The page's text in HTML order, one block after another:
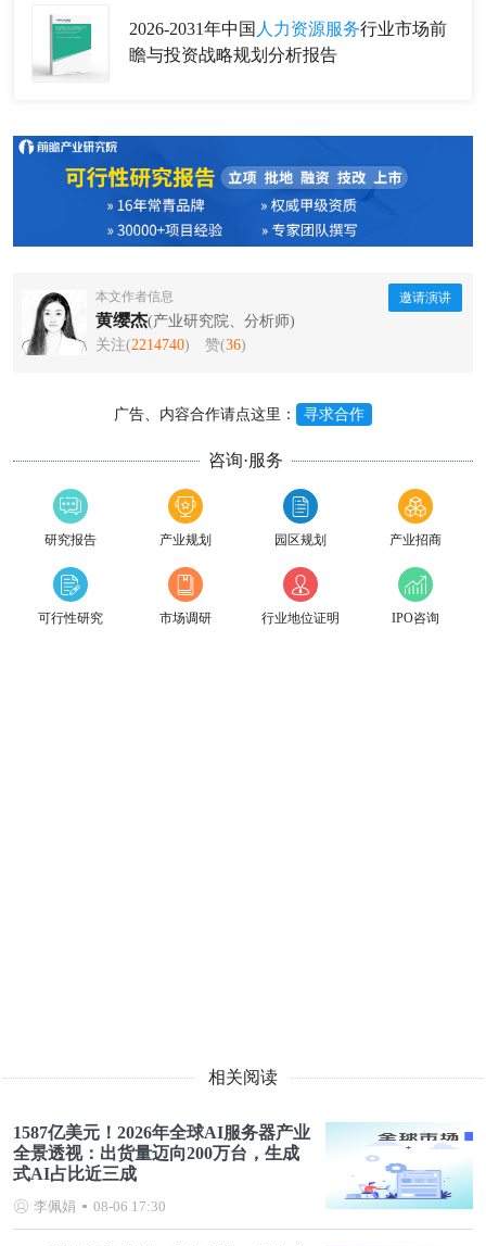
2026-2031年中国 人力资源服务行业市场前
瞻与投资战略规划分析报告
本文作者信息
黄缨杰(产业研究院、分析师)
关注(2214740) 赞(36)
邀请演讲
广告、内容合作请点这里： 寻求合作
咨询·服务
研究报告 产业规划 园区规划 产业招商
可行性研究 市场调研 行业地位证明 IPO咨询
相关阅读
1587亿美元！2026年全球AI服务器产业
全景透视：出货量迈向200万台，生成
式AI占比近三成
李佩娟 08-06 17:30